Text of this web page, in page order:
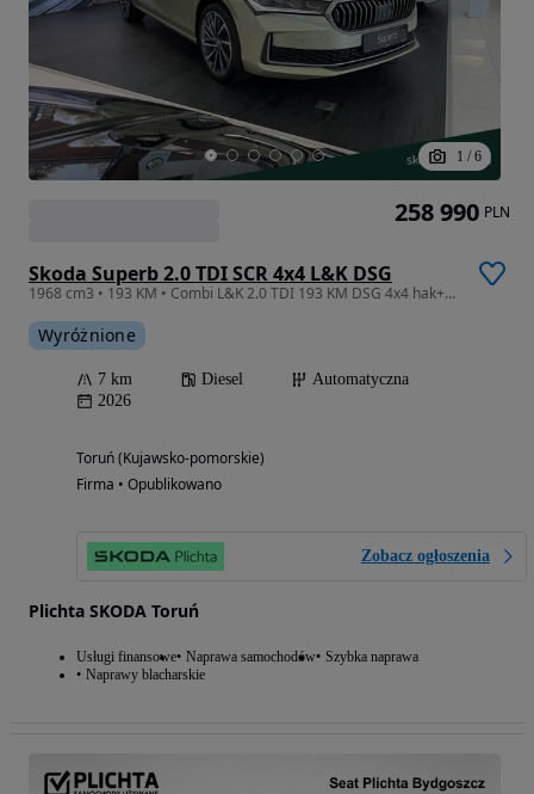
1 / 6
Skoda Superb 2.0 TDI SCR 4x4 L&K DSG
1968 cm3 • 193 KM • Combi L&K 2.0 TDI 193 KM DSG 4x4 hak+webasto+Veritate 19" od ręki !
Wyróżnione
7 km Diesel
Automatyczna
2026
Toruń (Kujawsko-pomorskie)
Firma • Opublikowano
Zobacz ogłoszenia
Plichta SKODA Toruń
Usługi finansowe Naprawa samochodów Szybka naprawa
Naprawy blacharskie
258 990 PLN